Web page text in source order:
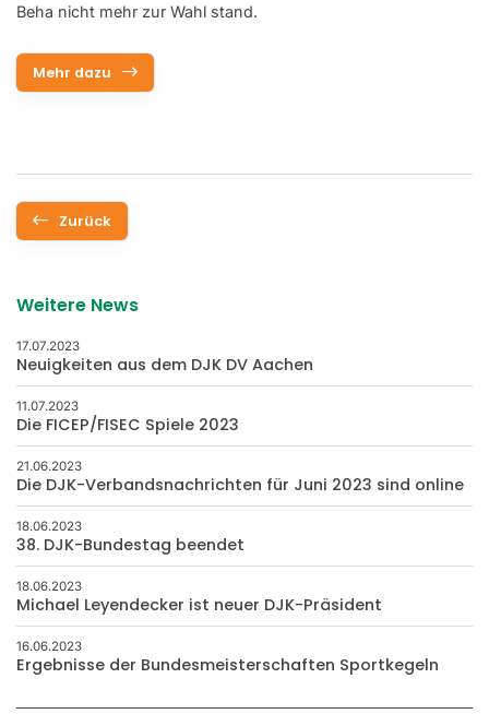
Beha nicht mehr zur Wahl stand.
Mehr dazu
Zurück
Weitere News
17.07.2023
Neuigkeiten aus dem DJK DV Aachen
11.07.2023
Die FICEP/FISEC Spiele 2023
21.06.2023
Die DJK-Verbandsnachrichten für Juni 2023 sind online
18.06.2023
38. DJK-Bundestag beendet
18.06.2023
Michael Leyendecker ist neuer DJK-Präsident
16.06.2023
Ergebnisse der Bundesmeisterschaften Sportkegeln